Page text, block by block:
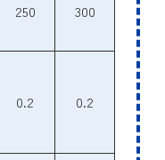
250 300
0.2 0.2